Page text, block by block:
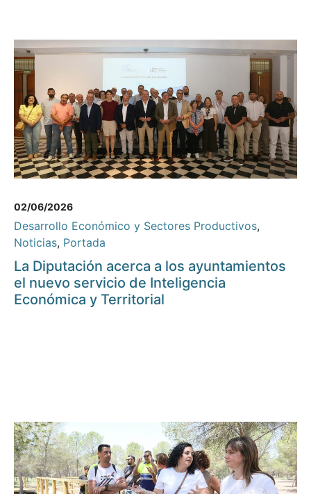
02/06/2026
Desarrollo Económico y Sectores Productivos,
Noticias, Portada
La Diputación acerca a los ayuntamientos
el nuevo servicio de Inteligencia
Económica y Territorial